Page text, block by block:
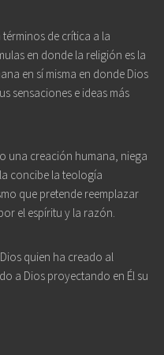
de crítica a la
en donde la religión es la
en sí misma en donde Dios
sensaciones e ideas más
una creación humana, niega
concibe la teología
que pretende reemplazar
el espíritu y la razón.
quien ha creado al
a Dios proyectando en Él su